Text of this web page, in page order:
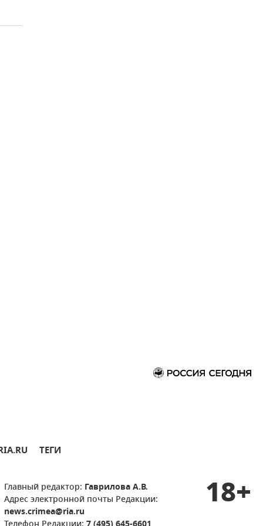
ТЕГИ
Главный редактор: Гаврилова А.В.
Адрес электронной почты Редакции:
news.crimea@ria.ru
18+